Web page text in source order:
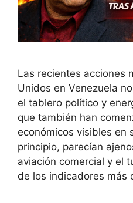
Las recientes acciones
Unidos en Venezuela
el tablero político y
que también han
económicos visibles en
principio, parecían
aviación comercial y el
de los indicadores más